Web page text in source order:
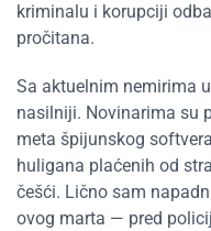
kriminalu i korupciji
pročitana.
Sa aktuelnim nemirima
nasilniji. Novinarima su
meta špijunskog softvera
huligana plaćenih od
češći. Lično sam
ovog marta — pred